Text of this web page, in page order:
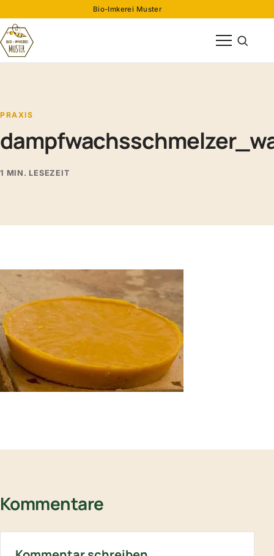
Bio-Imkerei Muster
Menü öffnen
Suche
PRAXIS
1 MIN. LESEZEIT
Kommentare